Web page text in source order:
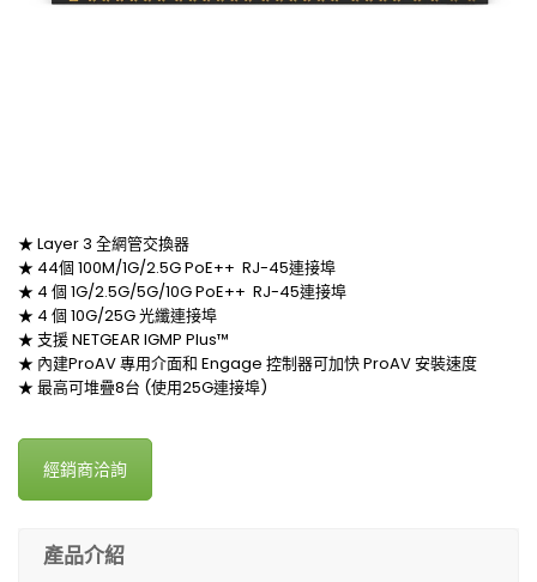
★ Layer 3 全網管交換器
★ 44個 100M/1G/2.5G PoE++ RJ-45連接埠
★ 4 個 1G/2.5G/5G/10G PoE++ RJ-45連接埠
★ 4 個 10G/25G 光纖連接埠
★ 支援 NETGEAR IGMP Plus™
★ 內建ProAV 專用介面和 Engage 控制器可加快 ProAV 安裝速度
★ 最高可堆疊8台 (使用25G連接埠)
經銷商洽詢
產品介紹